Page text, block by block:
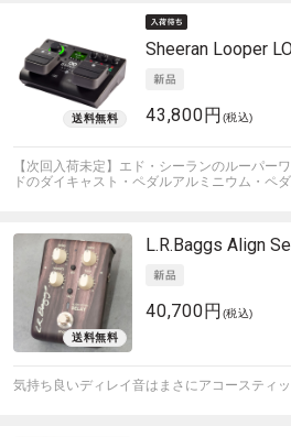
Sheeran Looper
43,800円 (税込)
【次回入荷未定】エド・シーランのルーパー
ドのダイキャスト・ペダルアルミニウム・ペ
L.R.Baggs Align
40,700円 (税込)
気持ち良いディレイ音はまさにアコースティ